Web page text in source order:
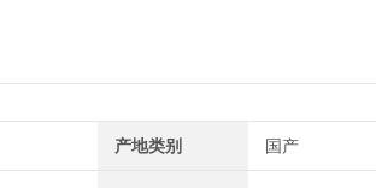
产地类别 国产